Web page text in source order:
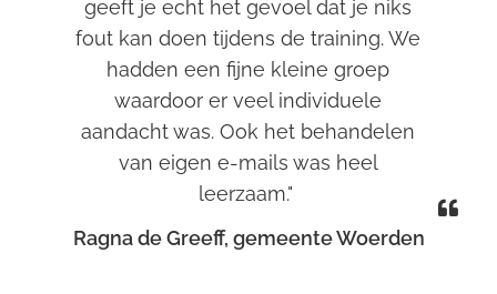
geeft je echt het gevoel dat je niks
fout kan doen tijdens de training. We
hadden een fijne kleine groep
waardoor er veel individuele
aandacht was. Ook het behandelen
van eigen e-mails was heel
leerzaam."
Ragna de Greeff, gemeente Woerden